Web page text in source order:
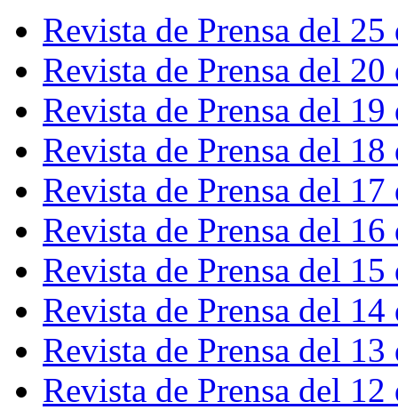
Revista de Prensa del
Revista de Prensa del
Revista de Prensa del
Revista de Prensa del
Revista de Prensa del
Revista de Prensa del
Revista de Prensa del
Revista de Prensa del
Revista de Prensa del
Revista de Prensa del